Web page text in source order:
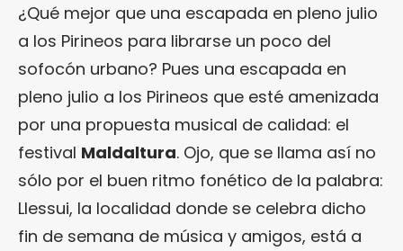
¿Qué mejor que una escapada en pleno julio
a los Pirineos para librarse un poco del
sofocón urbano? Pues una escapada en
pleno julio a los Pirineos que esté amenizada
por una propuesta musical de calidad: el
festival Maldaltura. Ojo, que se llama así no
sólo por el buen ritmo fonético de la palabra:
Llessui, la localidad donde se celebra dicho
fin de semana de música y amigos, está a